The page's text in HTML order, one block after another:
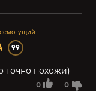
99
0 0
точно похожи)